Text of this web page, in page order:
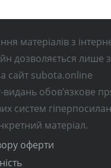
матеріалів з
дозволяється лише
сайт subota.online
видань обов’язкове
систем
матеріал.
оферти